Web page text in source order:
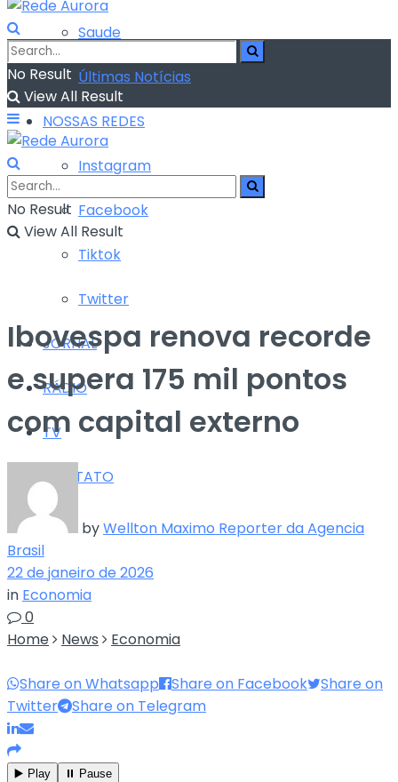
Saude
Últimas Notícias
NOSSAS REDES
Instagram
Facebook
Tiktok
Twitter
JORNAL
RÁDIO
TV
CONTATO
No Result
View All Result
No Result
View All Result
Ibovespa renova recorde
e supera 175 mil pontos
com capital externo
byWellton Maximo Reporter da Agencia
Brasil
22 de janeiro de 2026
in Economia
0
Home
News Economia
Share on Whatsapp Share on Facebook
Share on
Twitter
Share on Telegram
▶️ Play ⏸️ Pause